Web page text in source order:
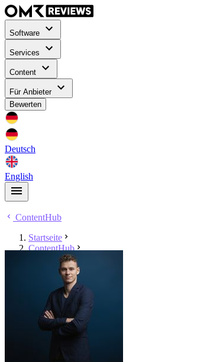
Software
Services
Content
Für Anbieter
Bewerten
Deutsch
English
ContentHub
Startseite
ContentHub
Danny Schulze